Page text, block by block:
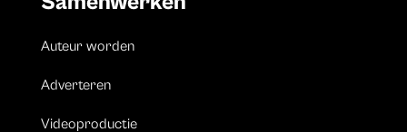
Auteur worden
Adverteren
Videoproductie